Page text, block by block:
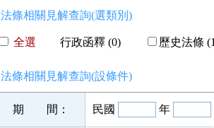
法條相關見解查詢(選類別)
全選 行政函釋 (0) 歷史法條
法條相關見解查詢(設條件)
期 間： 民國 年